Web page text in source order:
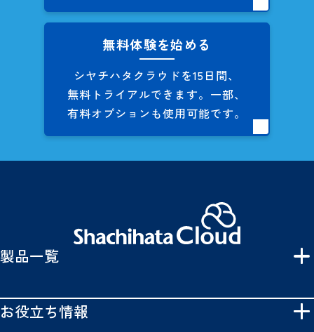
無料体験を始める
シヤチハタクラウドを15日間、
無料トライアルできます。 一部、
有料オプションも使用可能です。
製品一覧
お役立ち情報